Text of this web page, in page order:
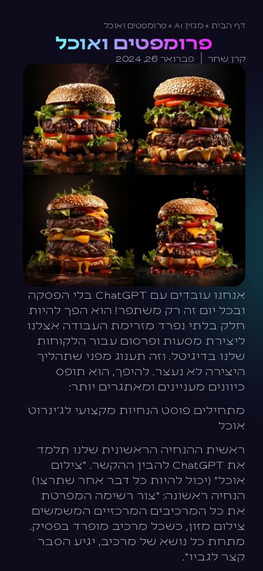
דף הבית » מגזין AI » פרומפטים ואוכל
פרומפטים ואוכל
קרן שחר פברואר 26, 2024
אנחנו עובדים עם ChatGPT בלי הפסקה
ובכל יום זה רק משתפר! הוא הפך להיות
חלק בלתי נפרד מזרימת העבודה אצלנו
ליצירת מסעות ופרסום עבור הלקוחות
שלנו בדיגיטל. וזה תענוג מפני שתהליך
היצירה לא נעצר. להיפך, הוא תופס
כיוונים מעניינים ומאתגרים יותר:
מתחילים פוסט הנחיות מקצועי לג׳ינרוט
אוכל
ראשית ההנחיה הראשונית שלנו תלמד
את ChatGPT להבין ההקשר. "צילום
אוכל" (יכול להיות כל דבר אחר שתרצו)
הנחיה ראשונה: "צור רשימה המפרטת
את כל המרכיבים המרכזיים המשמשים
צילום מזון, כשכל מרכיב מופרד בפסיק.
מתחת כל נושא של מרכיב, יגיע הסבר
קצר לגביו".